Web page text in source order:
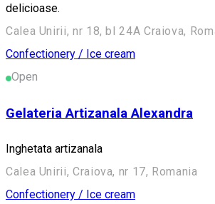
delicioase.
Calea Unirii, nr 18, bl 24A Craiova,
Confectionery / Ice cream
Open
Gelateria Artizanala Alexandra
Inghetata artizanala
Calea Unirii, Craiova, nr 17, Romania
Confectionery / Ice cream